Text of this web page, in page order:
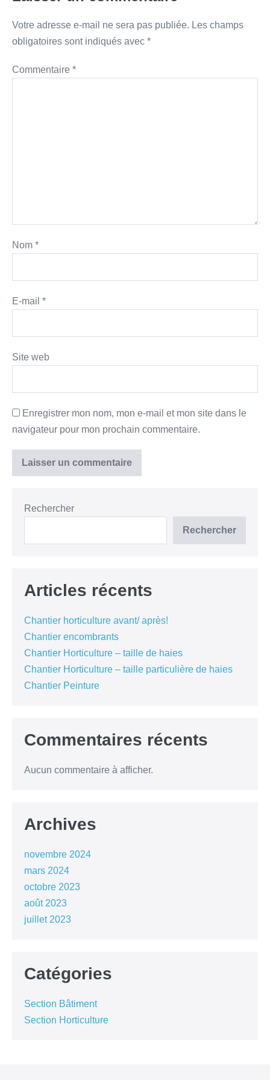
Votre adresse e-mail ne sera pas publiée. Les champs
obligatoires sont indiqués avec *
Commentaire *
Nom *
E-mail *
Site web
Enregistrer mon nom, mon e-mail et mon site dans le
navigateur pour mon prochain commentaire.
Rechercher
Rechercher
Articles récents
Chantier horticulture avant/ après!
Chantier encombrants
Chantier Horticulture – taille de haies
Chantier Horticulture – taille particulière de haies
Chantier Peinture
Commentaires récents
Aucun commentaire à afficher.
Archives
novembre 2024
mars 2024
octobre 2023
août 2023
juillet 2023
Catégories
Section Bâtiment
Section Horticulture